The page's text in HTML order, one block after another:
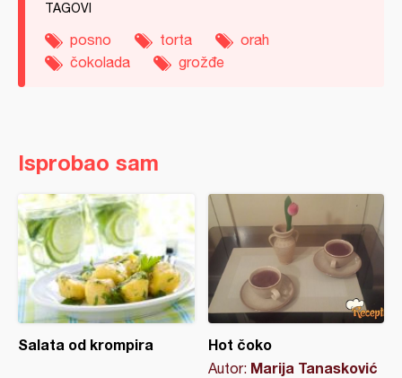
TAGOVI
posno torta
orah
čokolada
grožđe
Isprobao sam
Salata od krompira Hot čoko
Autor: Marija Tanasković